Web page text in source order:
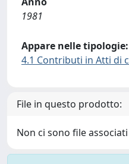
1981
Appare nelle tipologie:
4.1 Contributi in Atti di
File in questo prodotto:
Non ci sono file